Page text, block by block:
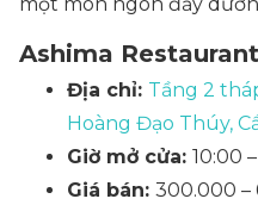
Ashima Restaurant
Địa chỉ: Tầng 2
Hoàng Đạo Thúy,
Giờ mở cửa: 10:00
Giá bán: 300.000 –